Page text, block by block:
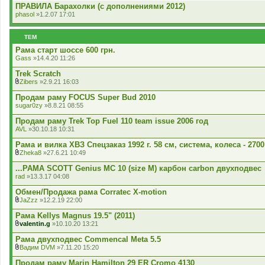
я
ПРАВИЛА Барахолки (с дополнениями 2012)
phasol »1.2.07 17:01
ТЕМ
Рама старт шоссе 600 грн.
Gass »14.4.20 11:26
Trek Scratch
к
л
а
д
е
н
н
я
Zibers »2.9.21 16:03
Продам раму FOCUS Super Bud 2010
sugar0zy »8.8.21 08:55
Продам раму Trek Top Fuel 110 team issue 2006 год
AVL »30.10.18 10:31
Рама и вилка ХВЗ Спецзаказ 1992 г. 58 см, система, колеса - 2700
л
а
д
е
н
н
я
Zheka8 »27.6.21 10:49
...РАМА SCOTT Genius MC 10 (size M) карбон carbon двухподвес
rad »13.3.17 04:08
Обмен/Продажа рама Corratec X-motion
к
л
а
д
е
н
н
я
JaZzz »12.2.19 22:00
Рама Kellys Magnus 19.5" (2011)
к
л
а
д
valentin.g »10.10.20 13:21
Рама двухподвес Commencal Meta 5.5
к
Вадим DVM »7.11.20 15:20
Продам раму Marin Hamilton 29 ER Cromo 4130